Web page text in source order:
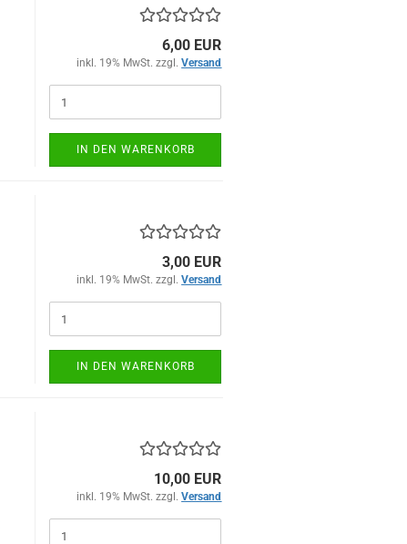
6,00 EUR
inkl. 19% MwSt. zzgl.Versand
IN DEN WARENKORB
3,00 EUR
inkl. 19% MwSt. zzgl.Versand
IN DEN WARENKORB
10,00 EUR
inkl. 19% MwSt. zzgl.Versand